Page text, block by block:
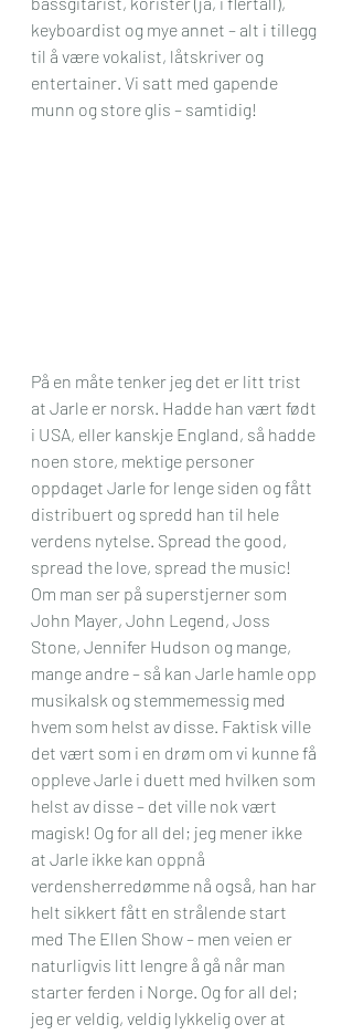
keyboardist og mye annet – alt i tillegg
til å være vokalist, låtskriver og
entertainer. Vi satt med gapende
munn og store glis – samtidig!
På en måte tenker jeg det er litt trist
at Jarle er norsk. Hadde han vært født
i USA, eller kanskje England, så hadde
noen store, mektige personer
oppdaget Jarle for lenge siden og fått
distribuert og spredd han til hele
verdens nytelse. Spread the good,
spread the love, spread the music!
Om man ser på superstjerner som
John Mayer, John Legend, Joss
Stone, Jennifer Hudson og mange,
mange andre – så kan Jarle hamle opp
musikalsk og stemmemessig med
hvem som helst av disse. Faktisk ville
det vært som i en drøm om vi kunne få
oppleve Jarle i duett med hvilken som
helst av disse – det ville nok vært
magisk! Og for all del; jeg mener ikke
at Jarle ikke kan oppnå
verdensherredømme nå også, han har
helt sikkert fått en strålende start
med The Ellen Show – men veien er
naturligvis litt lengre å gå når man
starter ferden i Norge. Og for all del;
jeg er veldig, veldig lykkelig over at